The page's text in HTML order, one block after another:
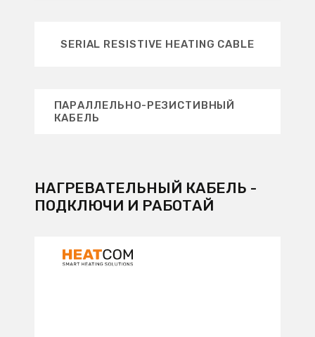
SERIAL RESISTIVE HEATING CABLE
ПАРАЛЛЕЛЬНО-РЕЗИСТИВНЫЙ
КАБЕЛЬ
НАГРЕВАТЕЛЬНЫЙ КАБЕЛЬ -
ПОДКЛЮЧИ И РАБОТАЙ